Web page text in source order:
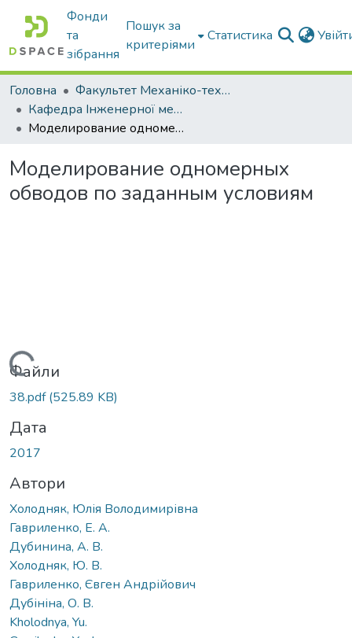
Фонди
та
зібрання
Пошук за
критеріями
Статистика
Головна
Факультет Механіко-технологічний
Кафедра Інженерної механіки та комп'ютерного проектування
Моделирование одномерных обводов по заданным условиям
Моделирование одномерных
обводов по заданным условиям
Вантажиться...
Файли
38.pdf(525.89 KB)
Дата
2017
Автори
Холодняк, Юлія Володимирівна
Гавриленко, Е. А.
Дубинина, А. В.
Холодняк, Ю. В.
Гавриленко, Євген Андрійович
Дубініна, О. В.
Kholodnya, Yu.